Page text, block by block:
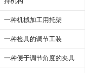
一种机械加工用托架
一种检具的调节工装
一种便于调节角度的夹具